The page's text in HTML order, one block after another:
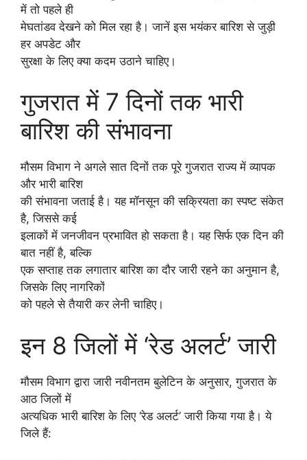
में तो पहले ही
मेघतांडव देखने को मिल रहा है। जानें इस भयंकर बारिश से जुड़ी
हर अपडेट और
सुरक्षा के लिए क्या कदम उठाने चाहिए।
गुजरात में 7 दिनों तक भारी
बारिश की संभावना
मौसम विभाग ने अगले सात दिनों तक पूरे गुजरात राज्य में व्यापक
और भारी बारिश
की संभावना जताई है। यह मॉनसून की सक्रियता का स्पष्ट संकेत
है, जिससे कई
इलाकों में जनजीवन प्रभावित हो सकता है। यह सिर्फ एक दिन की
बात नहीं है, बल्कि
एक सप्ताह तक लगातार बारिश का दौर जारी रहने का अनुमान है,
जिसके लिए नागरिकों
को पहले से तैयारी कर लेनी चाहिए।
इन 8 जिलों में ‘रेड अलर्ट’ जारी
मौसम विभाग द्वारा जारी नवीनतम बुलेटिन के अनुसार, गुजरात के
आठ जिलों में
अत्यधिक भारी बारिश के लिए ‘रेड अलर्ट’ जारी किया गया है। ये
जिले हैं: